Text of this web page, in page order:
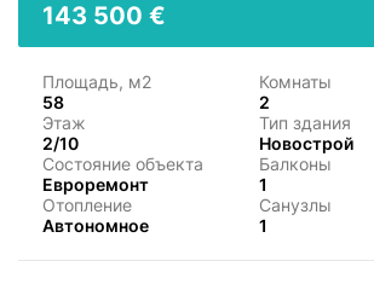
143 500 €
Площадь, м2
58
Комнаты
2
Этаж
2/10
Тип здания
Новострой
Состояние объекта
Евроремонт
Балконы
1
Отопление
Автономное
Санузлы
1